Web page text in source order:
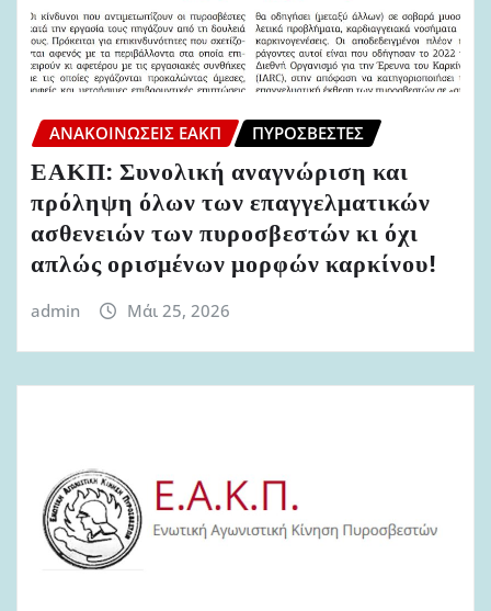
ΑΝΑΚΟΙΝΏΣΕΙΣ ΕΑΚΠ ΠΥΡΟΣΒΈΣΤΕΣ
ΕΑΚΠ: Συνολική αναγνώριση και
πρόληψη όλων των επαγγελματικών
ασθενειών των πυροσβεστών κι όχι
απλώς ορισμένων μορφών καρκίνου!
admin Μάι 25, 2026